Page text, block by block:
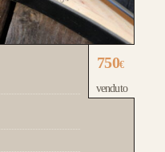
750€
venduto